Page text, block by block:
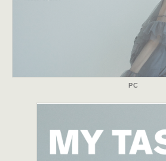
PC
商品フォ
インタビ
スタイリン
シーン切
HOWTO
ライン・
人物